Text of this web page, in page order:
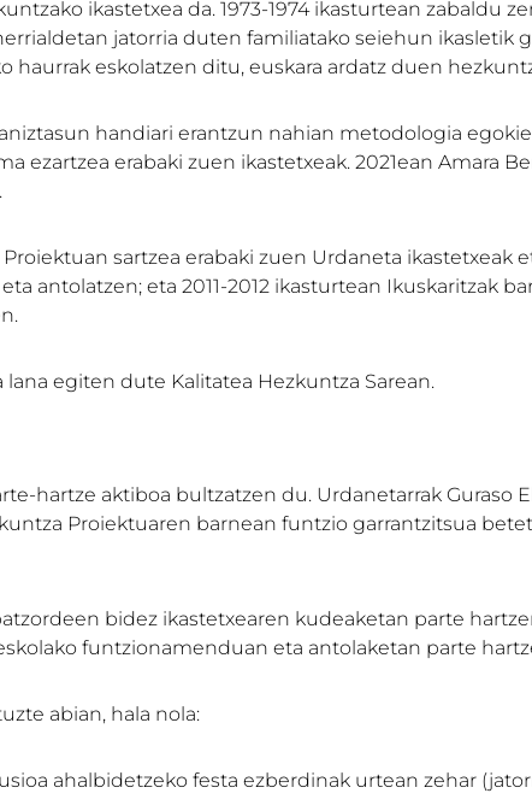
ikastetxea da. 1973-1974 ikasturtean zabaldu
jatorria duten familiatako seiehun ikasletik
eskolatzen ditu, euskara ardatz duen
handiari erantzun nahian metodologia
ezartzea erabaki zuen ikastetxeak. 2021ean Amara
sartzea erabaki zuen Urdaneta ikastetxeak
antolatzen; eta 2011-2012 ikasturtean Ikuskaritzak
egiten dute Kalitatea Hezkuntza Sarean.
hartze aktiboa bultzatzen du. Urdanetarrak Guraso
Proiektuaren barnean funtzio garrantzitsua
bidez ikastetxearen kudeaketan parte
funtzionamenduan eta antolaketan parte
abian, hala nola:
ahalbidetzeko festa ezberdinak urtean zehar